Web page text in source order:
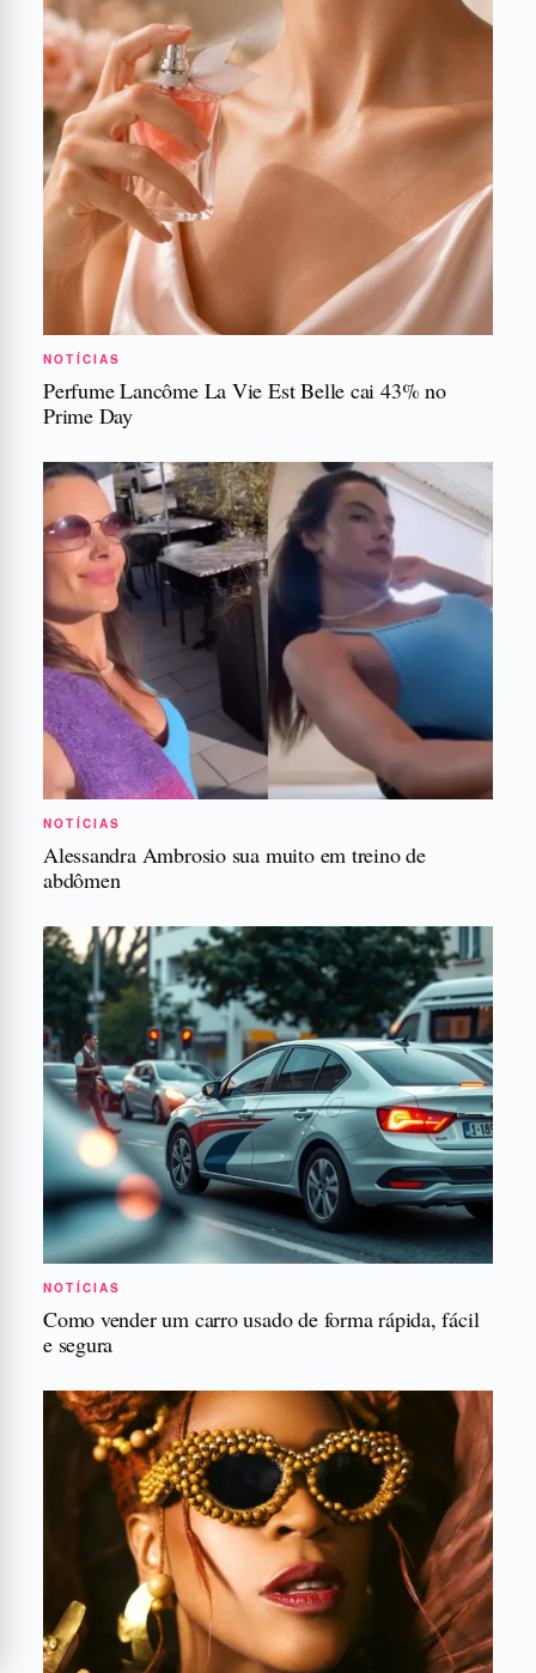
NOTÍCIAS
Perfume Lancôme La Vie Est Belle cai 43% no
Prime Day
NOTÍCIAS
Alessandra Ambrosio sua muito em treino de
abdômen
NOTÍCIAS
Como vender um carro usado de forma rápida, fácil
e segura